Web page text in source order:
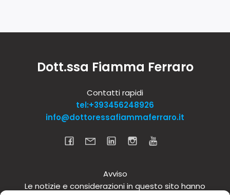
Dott.ssa Fiamma Ferraro
Contatti rapidi
tel:+393456248926
info@dottoressafiammaferraro.it
Avviso
Le notizie e considerazioni in questo sito hanno